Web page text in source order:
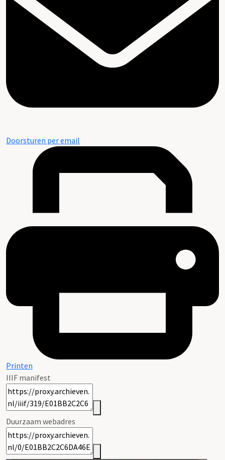
Doorsturen per email
Printen
IIIF manifest
Duurzaam webadres